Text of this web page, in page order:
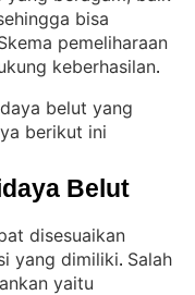
bisa
pemeliharaan
keberhasilan.
belut yang
berikut ini
Belut
disesuaikan
yang dimiliki. Salah
yaitu